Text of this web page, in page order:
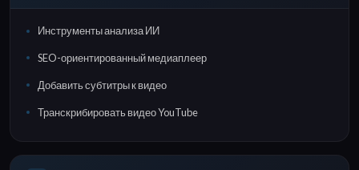
Инструменты анализа ИИ
SEO-ориентированный медиаплеер
Добавить субтитры к видео
Транскрибировать видео YouTube